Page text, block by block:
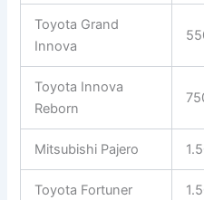
Toyota Grand
Innova
Toyota Innova
Reborn
Mitsubishi Pajero
Toyota Fortuner